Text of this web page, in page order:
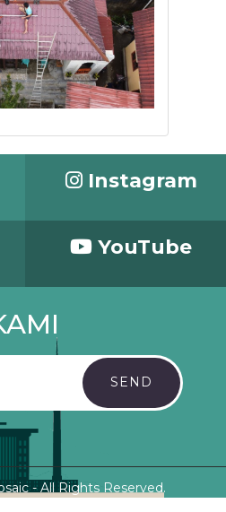
Instagram
YouTube
SEND
- All Rights Reserved.